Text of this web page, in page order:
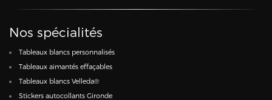
Nos spécialités
Tableaux blancs personnalisés
Tableaux aimantés effaçables
Tableaux blancs Velleda®
Stickers autocollants Gironde